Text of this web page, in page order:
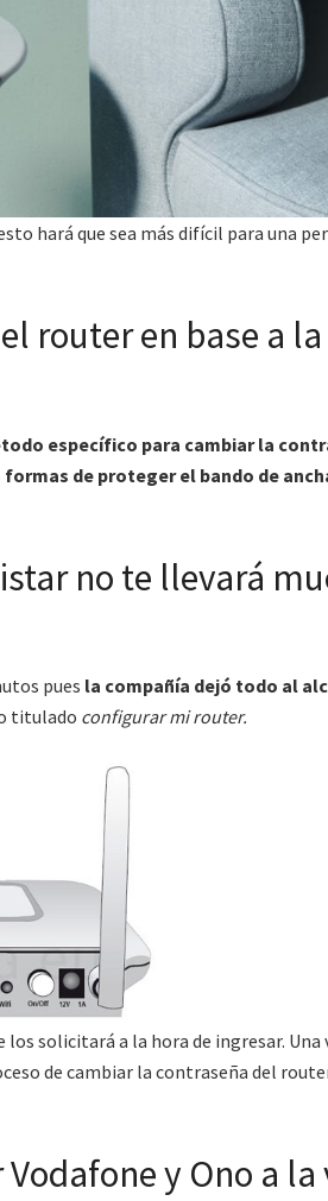
hará que sea más difícil para una
router en base a la
específico para cambiar la
formas de proteger el bando de
no te llevará
pues la compañía dejó todo al
titulado configurar mi router.
los solicitará a la hora de ingresar. Una
de cambiar la contraseña del
y Ono a la